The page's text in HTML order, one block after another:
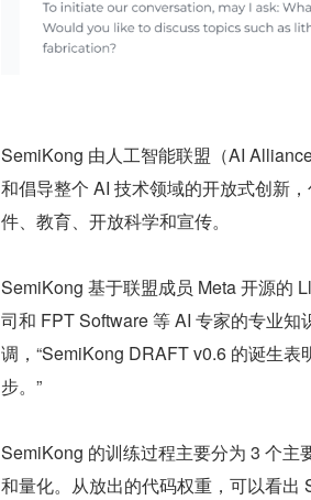
SemiKong 由人工智能联盟（AI
和倡导整个 AI 技术领域的开放式创新
件、教育、开放科学和宣传。
SemiKong 基于联盟成员 Meta 开源的
司和 FPT Software 等 AI 专家的专业
调，“SemiKong DRAFT v0.6 的诞生
步。”
SemiKong 的训练过程主要分为 3 个
和量化。从放出的代码权重，可以看